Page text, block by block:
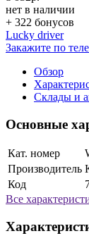
нет в наличии
+ 322 бонусов
Lucky driver
Закажите по
Обзор
Склады и
Основные
Кат. номер
Производитель
Код
Все